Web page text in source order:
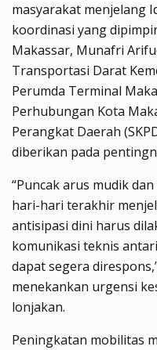
masyarakat menjelang
koordinasi yang
Makassar, Munafri
Transportasi Darat
Perumda Terminal
Perhubungan Kota
Perangkat Daerah
diberikan pada
“Puncak arus mudik
hari-hari terakhir
antisipasi dini harus
komunikasi teknis
dapat segera
menekankan urgensi
lonjakan.
Peningkatan mobilitas